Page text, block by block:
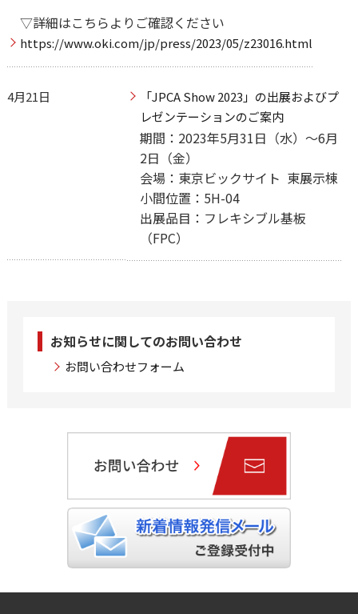
▽詳細はこちらよりご確認ください
https://www.oki.com/jp/press/2023/05/z23016.html
4月21日
「JPCA Show 2023」の出展およびプ
レゼンテーションのご案内
期間：2023年5月31日（水）～6月
2日（金）
会場：東京ビックサイト 東展示棟
小間位置：5H-04
出展品目：フレキシブル基板
（FPC）
お知らせに関してのお問い合わせ
お問い合わせフォーム